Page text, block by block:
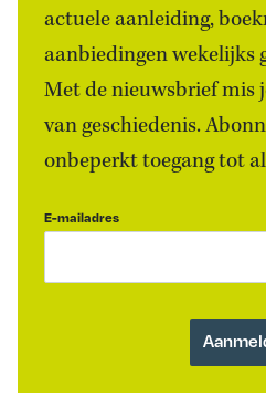
actuele aanleiding,
aanbiedingen wekelijks
Met de nieuwsbrief mis
van geschiedenis.
onbeperkt toegang tot
E-mailadres